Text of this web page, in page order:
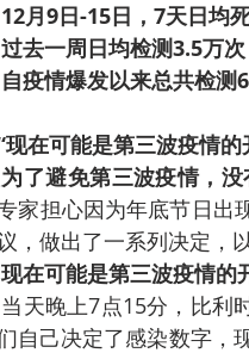
12月9日-15日，7天日均
过去一周日均检测3.5万
自疫情爆发以来总共检测
现在可能是第三波疫情
为了避免第三波疫情，
家担心因为年底节日出
，做出了一系列决定，
现在可能是第三波疫情的
当天晚上7点15分，比利
自己决定了感染数字，